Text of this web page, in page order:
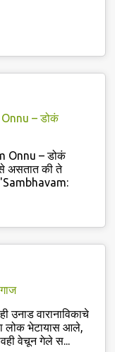
– डोकं
Onnu – डोकं
असतात की ते
"Sambhavam:
उनाड वारानाविकाचे
लोक भेटायास आले,
वेचून गेले स...